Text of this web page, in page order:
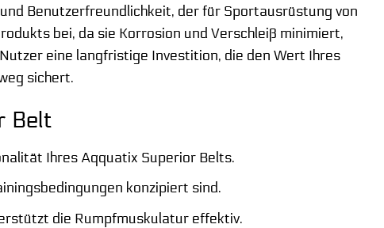
Benutzerfreundlichkeit, der für Sportausrüstung von
bei, da sie Korrosion und Verschleiß minimiert,
eine langfristige Investition, die den Wert Ihres
sichert.
Belt
Ihres Aqquatix Superior Belts.
konzipiert sind.
die Rumpfmuskulatur effektiv.